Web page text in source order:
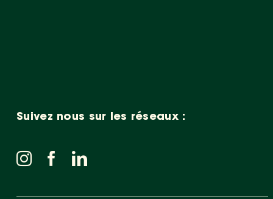
Suivez nous sur les réseaux :